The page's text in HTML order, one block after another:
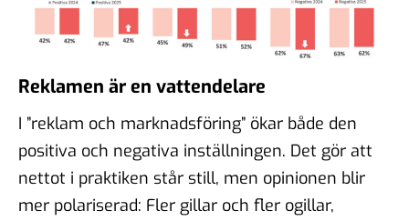
Reklamen är en vattendelare
I ”reklam och marknadsföring” ökar både den
positiva och negativa inställningen. Det gör att
nettot i praktiken står still, men opinionen blir
mer polariserad: Fler gillar och fler ogillar,